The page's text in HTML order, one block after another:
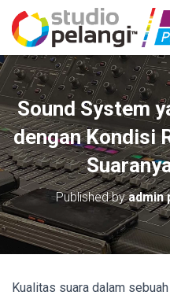
Sound System
dengan Kondisi
Published byadmin
Kualitas suara dalam